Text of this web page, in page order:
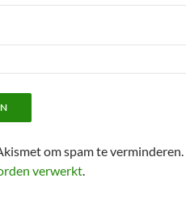
om spam te verminderen.
verwerkt.